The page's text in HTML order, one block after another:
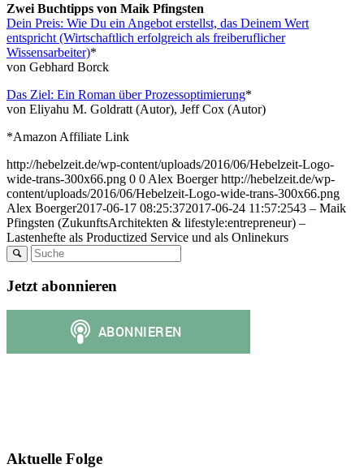
Zwei Buchtipps von Maik Pfingsten
Dein Preis: Wie Du ein Angebot erstellst, das Deinem Wert
entspricht (Wirtschaftlich erfolgreich als freiberuflicher
Wissensarbeiter)*
von Gebhard Borck
Das Ziel: Ein Roman über Prozessoptimierung*
von Eliyahu M. Goldratt (Autor), Jeff Cox (Autor)
*Amazon Affiliate Link
http://hebelzeit.de/wp-content/uploads/2016/06/Hebelzeit-Logo-
wide-trans-300x66.png 0 0 Alex Boerger http://hebelzeit.de/wp-
content/uploads/2016/06/Hebelzeit-Logo-wide-trans-300x66.png
Alex Boerger2017-06-17 08:25:372017-06-24 11:57:2543 – Maik
Pfingsten (ZukunftsArchitekten & lifestyle:entrepreneur) –
Lastenhefte als Productized Service und als Onlinekurs
Jetzt abonnieren
Aktuelle Folge